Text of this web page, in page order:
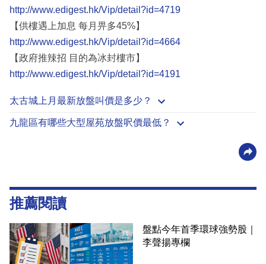
http://www.edigest.hk/Vip/detail?id=4719
【供樓遇上加息 每月畀多45%】
http://www.edigest.hk/Vip/detail?id=4664
【政府推辣招 目的為冰封樓市】
http://www.edigest.hk/Vip/detail?id=4191
太古城上月最新放盤叫價是多少？
九龍區有哪些大型屋苑放盤呎價最低？
推薦閱讀
盤點今年首季環球強勢股｜
李聲揚專欄